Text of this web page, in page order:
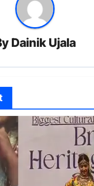
Dainik Ujala